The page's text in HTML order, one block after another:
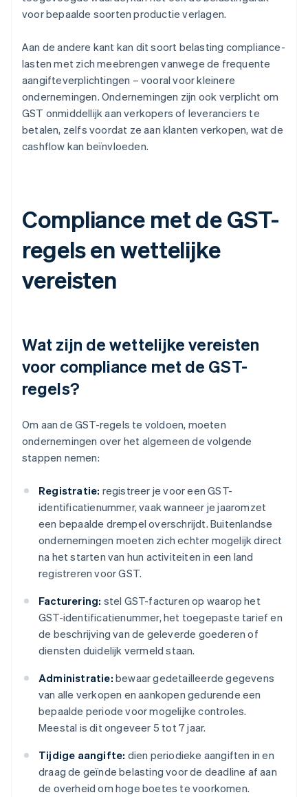
voor bepaalde soorten productie verlagen.
Aan de andere kant kan dit soort belasting compliance-
lasten met zich meebrengen vanwege de frequente
aangifteverplichtingen – vooral voor kleinere
ondernemingen. Ondernemingen zijn ook verplicht om
GST onmiddellijk aan verkopers of leveranciers te
betalen, zelfs voordat ze aan klanten verkopen, wat de
cashflow kan beïnvloeden.
Compliance met de GST-
regels en wettelijke
vereisten
Wat zijn de wettelijke vereisten
voor compliance met de GST-
regels?
Om aan de GST-regels te voldoen, moeten
ondernemingen over het algemeen de volgende
stappen nemen:
Registratie: registreer je voor een GST-
identificatienummer, vaak wanneer je jaaromzet
een bepaalde drempel overschrijdt. Buitenlandse
ondernemingen moeten zich echter mogelijk direct
na het starten van hun activiteiten in een land
registreren voor GST.
Facturering: stel GST-facturen op waarop het
GST-identificatienummer, het toegepaste tarief en
de beschrijving van de geleverde goederen of
diensten duidelijk vermeld staan.
Administratie: bewaar gedetailleerde gegevens
van alle verkopen en aankopen gedurende een
bepaalde periode voor mogelijke controles.
Meestal is dit ongeveer 5 tot 7 jaar.
Tijdige aangifte: dien periodieke aangiften in en
draag de geïnde belasting voor de deadline af aan
de overheid om hoge boetes te voorkomen.